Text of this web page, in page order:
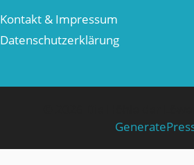
Kontakt & Impressum
Datenschutzerklärung